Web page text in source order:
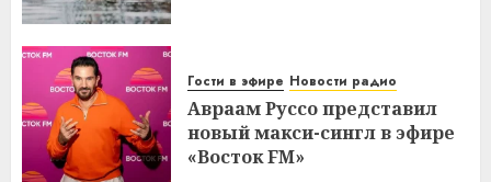
Гости в эфире Новости радио
Авраам Руссо представил
новый макси-сингл в эфире
«Восток FM»